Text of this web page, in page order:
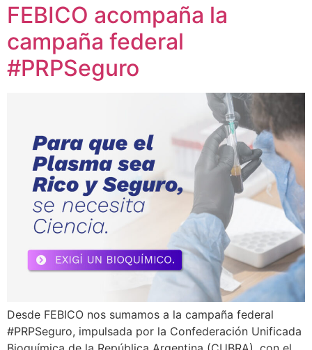
FEBICO acompaña la
campaña federal
#PRPSeguro
Desde FEBICO nos sumamos a la campaña federal
#PRPSeguro, impulsada por la Confederación Unificada